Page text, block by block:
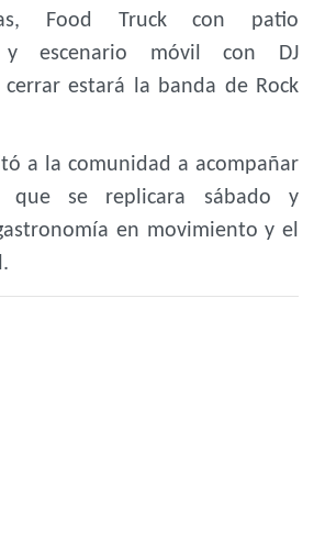
Food Truck con patio
y escenario móvil con DJ
cerrar estará la banda de Rock
a la comunidad a acompañar
que se replicara sábado y
en movimiento y el